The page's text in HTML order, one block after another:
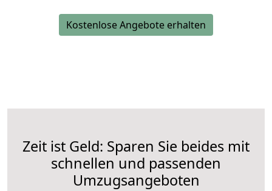
Kostenlose Angebote erhalten
Zeit ist Geld: Sparen Sie beides mit
schnellen und passenden
Umzugsangeboten